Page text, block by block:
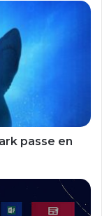
passe en